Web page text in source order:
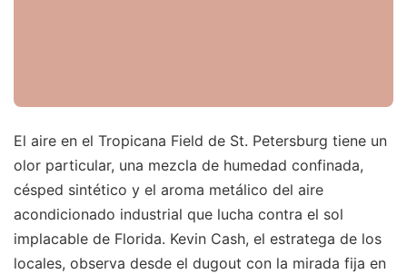
El aire en el Tropicana Field de St. Petersburg tiene un
olor particular, una mezcla de humedad confinada,
césped sintético y el aroma metálico del aire
acondicionado industrial que lucha contra el sol
implacable de Florida. Kevin Cash, el estratega de los
locales, observa desde el dugout con la mirada fija en